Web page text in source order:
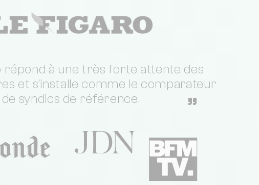
répond à une très forte attente des
et s'installe comme le comparateur
de syndics de référence.
”